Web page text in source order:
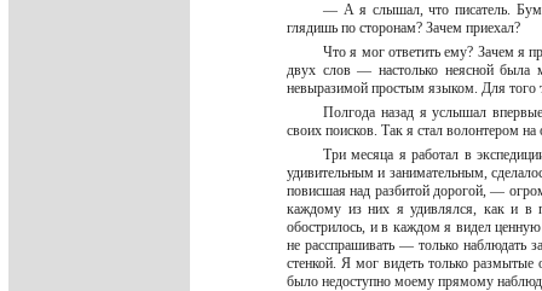
— А я слышал, что писатель.
глядишь по сторонам? Зачем приехал?
Что я мог ответить ему? Зачем я
двух слов — настолько неясной
невыразимой простым языком. Для того
Полгода назад я услышал
своих поисков. Так я стал волонтером
Три месяца я работал в
удивительным и занимательным,
повисшая над разбитой дорогой, —
каждому из них я удивлялся, как и в
обострилось, и в каждом я видел
не расспрашивать — только наблюдать
стенкой. Я мог видеть только размытые
было недоступно моему прямому